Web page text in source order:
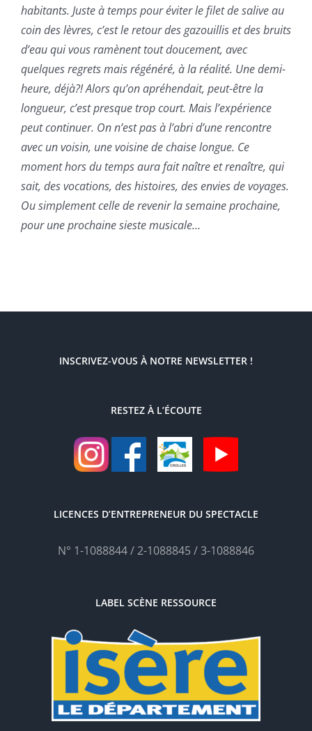
habitants. Juste à temps pour éviter le filet de salive au
coin des lèvres, c’est le retour des gazouillis et des bruits
d’eau qui vous ramènent tout doucement, avec
quelques regrets mais régénéré, à la réalité. Une demi-
heure, déjà?! Alors qu’on apréhendait, peut-être la
longueur, c’est presque trop court. Mais l’expérience
peut continuer. On n’est pas à l’abri d’une rencontre
avec un voisin, une voisine de chaise longue. Ce
moment hors du temps aura fait naître et renaître, qui
sait, des vocations, des histoires, des envies de voyages.
Ou simplement celle de revenir la semaine prochaine,
pour une prochaine sieste musicale…
INSCRIVEZ-VOUS À NOTRE NEWSLETTER !
RESTEZ À L’ÉCOUTE
LICENCES D’ENTREPRENEUR DU SPECTACLE
N° 1-1088844 / 2-1088845 / 3-1088846
LABEL SCÈNE RESSOURCE